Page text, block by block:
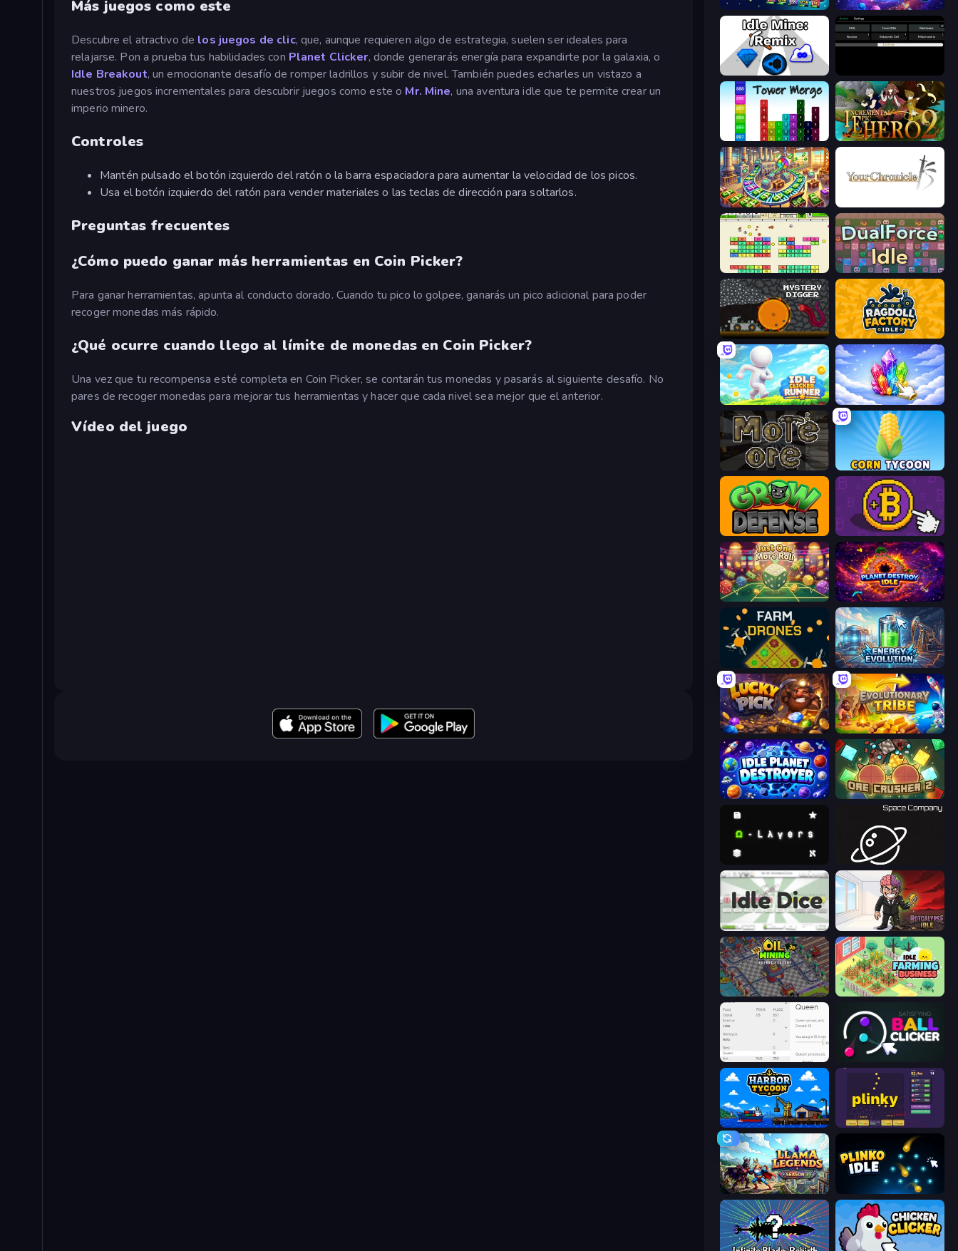
Más juegos como este
Descubre el atractivo de los juegos de clic, que, aunque requieren algo de estrategia, suelen ser ideales para
relajarse. Pon a prueba tus habilidades con Planet Clicker, donde generarás energía para expandirte por la galaxia, o
Idle Breakout, un emocionante desafío de romper ladrillos y subir de nivel. También puedes echarles un vistazo a
nuestros juegos incrementales para descubrir juegos como este o Mr. Mine, una aventura idle que te permite crear un
imperio minero.
Controles
Mantén pulsado el botón izquierdo del ratón o la barra espaciadora para aumentar la velocidad de los picos.
Usa el botón izquierdo del ratón para vender materiales o las teclas de dirección para soltarlos.
Preguntas frecuentes
¿Cómo puedo ganar más herramientas en Coin Picker?
Para ganar herramientas, apunta al conducto dorado. Cuando tu pico lo golpee, ganarás un pico adicional para poder
recoger monedas más rápido.
¿Qué ocurre cuando llego al límite de monedas en Coin Picker?
Una vez que tu recompensa esté completa en Coin Picker, se contarán tus monedas y pasarás al siguiente desafío. No
pares de recoger monedas para mejorar tus herramientas y hacer que cada nivel sea mejor que el anterior.
Vídeo del juego
PLINKO! Black Hole Idle
Idle Mine: Remix
Tower Merge Incremental Epic Hero 2
Money Factory: Tycoon Idle Game
Idle Breakout DualForce Idle
Mystery Digger Ragdoll Factory Idle
Idle Clicker Runner Crystalia Idle Clicker
More Ore Corn Tycoon
Grow Defense Money Maker
Just One More Roll Planet Destroy Idle
Farm Drones Energy Evolution
Lucky Pick Evolutionary Tribe
Idle Planet Destroyer OreCrusher 2
Omega Layers Space Company
Idle Dice Rotcalypse: Idle Incremental
Oil Mining 3D: Petrol Factory Idle Farming Business
Idle Ants Satisfying Ball Clicker
Harbor Tycoon Plinky
Llama Legends Plinko Idle